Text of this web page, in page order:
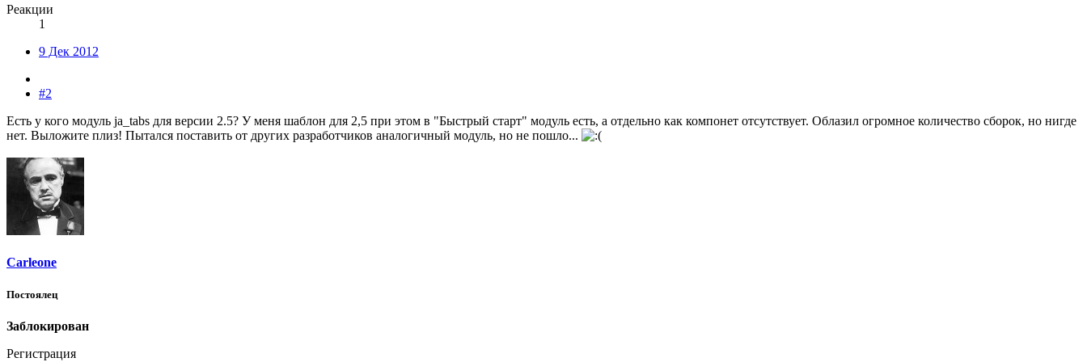
Реакции
1
9 Дек 2012
#2
Есть у кого модуль ja_tabs для версии 2.5? У меня шаблон для 2,5 при этом в "Быстрый старт" модуль есть, а отдельно как компонет отсутствует. Облазил огромное количество сборок, но нигде
нет. Выложите плиз! Пытался поставить от других разработчиков аналогичный модуль, но не пошло...
Carleone
Постоялец
Заблокирован
Регистрация